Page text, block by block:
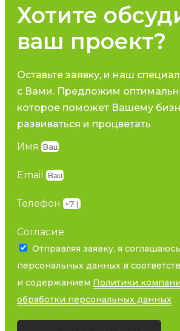
Хотите
ваш проект?
Оставьте заявку, и наш
с Вами. Предложим
которое поможет Вашему
развиваться и процветать
Имя
Email
Телефон
Согласие
Отправляя заявку, я
персональных данных в
и содержанием Политики
обработки персональных данных